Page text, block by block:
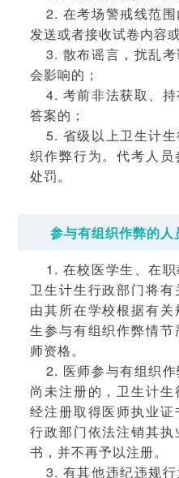
2. 在考场警戒线范围
发送或者接收试卷内容
3. 散布谣言，扰乱
会影响的；
4. 考前非法获取、
答案的；
5. 省级以上卫生计
织作弊行为。代考人
处罚。
参与有组织作弊的人
1. 在校医学生、在
卫生计生行政部门将有
由其所在学校根据有
生参与有组织作弊情
师资格。
2. 医师参与有组织
尚未注册的，卫生计
经注册取得医师执业
行政部门依法注销其
书，并不再予以注册。
3. 有其他违纪违规